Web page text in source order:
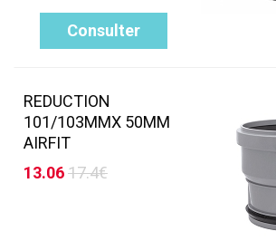
Consulter
REDUCTION
101/103MMX 50MM
AIRFIT
13.0617.4€